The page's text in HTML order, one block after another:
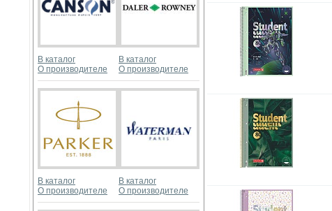
В каталог
О производителе
В каталог
О производителе
В каталог
О производителе
В каталог
О производителе